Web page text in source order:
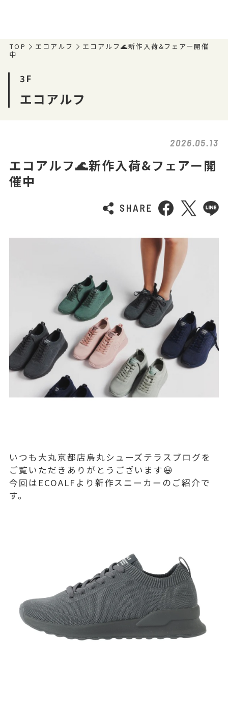
TOP エコアルフ
エコアルフ🌊新作入荷&フェアー開催
中
3F
エコアルフ
2026.05.13
エコアルフ🌊新作入荷&フェアー開
催中
いつも大丸京都店烏丸シューズテラスブログを
ご覧いただきありがとうございます😃
今回はECOALFより新作スニーカーのご紹介で
す。